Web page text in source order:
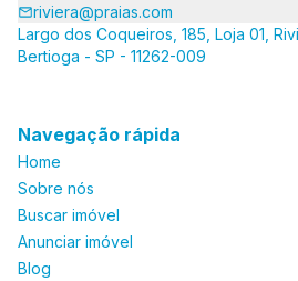
riviera@praias.com
Largo dos Coqueiros, 185, Loja 01,
Bertioga - SP - 11262-009
Navegação rápida
Home
Sobre nós
Buscar imóvel
Anunciar imóvel
Blog